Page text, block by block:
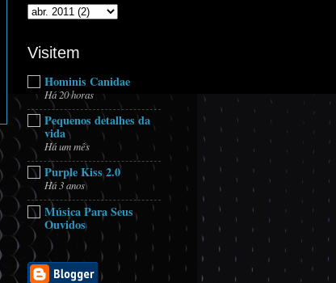
Visitem
Hominis Canidae
Há 20 horas
Pequenos detalhes da
vida
Há um mês
Purple Kiss 2.0
Há 3 anos
Música Para Seus
Ouvidos